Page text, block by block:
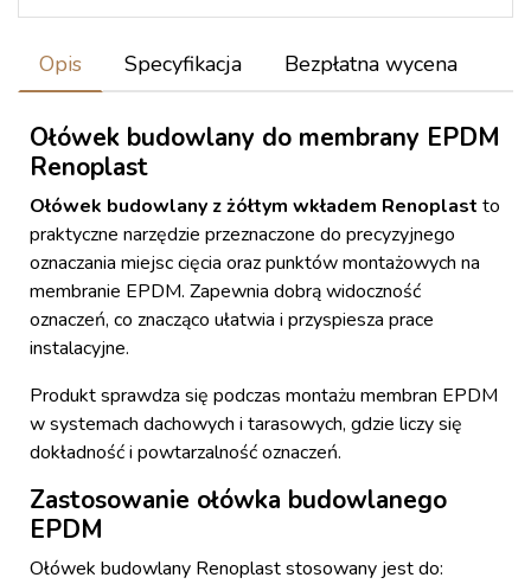
Opis Specyfikacja Bezpłatna wycena
Ołówek budowlany do membrany EPDM
Renoplast
Ołówek budowlany z żółtym wkładem Renoplast to
praktyczne narzędzie przeznaczone do precyzyjnego
oznaczania miejsc cięcia oraz punktów montażowych na
membranie EPDM. Zapewnia dobrą widoczność
oznaczeń, co znacząco ułatwia i przyspiesza prace
instalacyjne.
Produkt sprawdza się podczas montażu membran EPDM
w systemach dachowych i tarasowych, gdzie liczy się
dokładność i powtarzalność oznaczeń.
Zastosowanie ołówka budowlanego
EPDM
Ołówek budowlany Renoplast stosowany jest do: